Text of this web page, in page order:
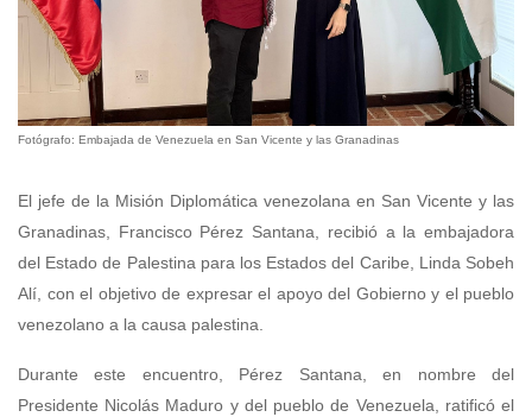
Fotógrafo: Embajada de Venezuela en San Vicente y las Granadinas
El jefe de la Misión Diplomática venezolana en San Vicente y las
Granadinas, Francisco Pérez Santana, recibió a la embajadora
del Estado de Palestina para los Estados del Caribe, Linda Sobeh
Alí, con el objetivo de expresar el apoyo del Gobierno y el pueblo
venezolano a la causa palestina.
Durante este encuentro, Pérez Santana, en nombre del
Presidente Nicolás Maduro y del pueblo de Venezuela, ratificó el